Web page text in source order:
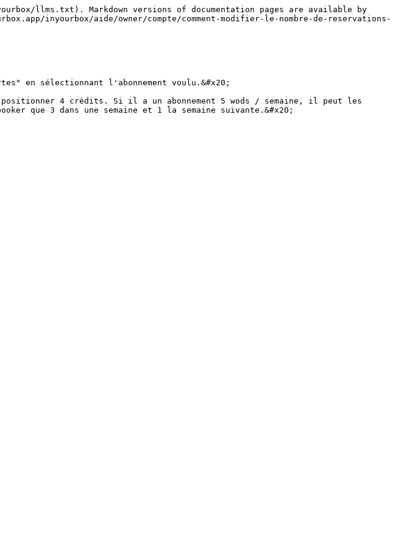
llms.txt). Markdown versions of documentation pages are available by
inyourbox/aide/owner/compte/comment-modifier-le-nombre-de-reservations-
en sélectionnant l'abonnement voulu.&#x20;
4 crédits. Si il a un abonnement 5 wods / semaine, il peut les